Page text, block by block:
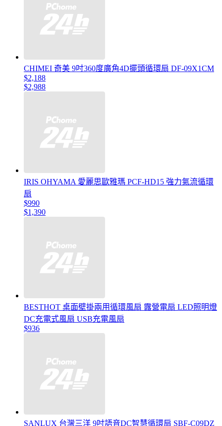
CHIMEI 奇美 9吋360度廣角4D擺頭循環扇 DF-09X1CM
$2,188
$2,988
IRIS OHYAMA 愛麗思歐雅瑪 PCF-HD15 強力氣流循環
扇
$990
$1,390
BESTHOT 桌面壁掛兩用循環風扇 露營電扇 LED照明燈
DC充電式風扇 USB充電風扇
$936
SANLUX 台灣三洋 9吋語音DC智慧循環扇 SBF-C09DZ